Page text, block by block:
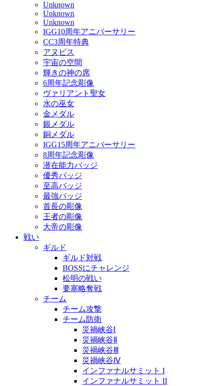
Unknown
Unknown
Unknown
IGG10周年アニバーサリー
CC3周年特典
アヌビス
宇宙の空間
輝きの神の席
6周年記念彫像
ヴァリアント聖女
水の巫女
金メダル
銀メダル
銅メダル
IGG15周年アニバーサリー
8周年記念彫像
潜在能力バッジ
優秀バッジ
至高バッジ
最強バッジ
首長の彫像
王者の彫像
大帝の彫像
戦い
ギルド
ギルド対戦
BOSSにチャレンジ
松明の戦い
要塞略奪戦
チーム
チーム攻撃
チーム防衛
災禍峡谷Ⅰ
災禍峡谷Ⅱ
災禍峡谷Ⅲ
災禍峡谷Ⅳ
インファナルサミット I
インファナルサミット II